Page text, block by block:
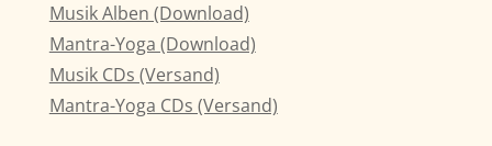
Musik Alben (Download)
Mantra-Yoga (Download)
Musik CDs (Versand)
Mantra-Yoga CDs (Versand)